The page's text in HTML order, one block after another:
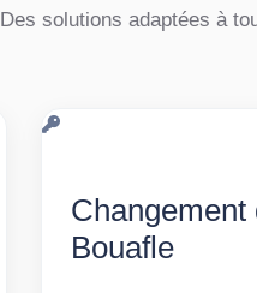
Des solutions adaptées à
Bouafle